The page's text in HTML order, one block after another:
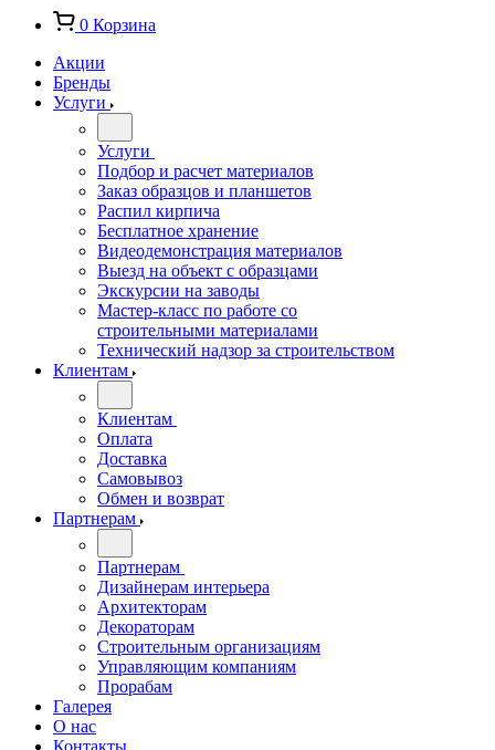
0 Корзина
Акции
Бренды
Услуги
Услуги
Подбор и расчет материалов
Заказ образцов и планшетов
Распил кирпича
Бесплатное хранение
Видеодемонстрация материалов
Выезд на объект с образцами
Экскурсии на заводы
Мастер-класс по работе со
строительными материалами
Технический надзор за строительством
Клиентам
Клиентам
Оплата
Доставка
Самовывоз
Обмен и возврат
Партнерам
Партнерам
Дизайнерам интерьера
Архитекторам
Декораторам
Строительным организациям
Управляющим компаниям
Прорабам
Галерея
О нас
Контакты